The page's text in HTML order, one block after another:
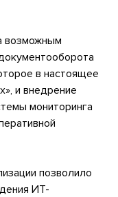
возможным
в настоящее
и внедрение
мониторинга
позволило
ИТ-